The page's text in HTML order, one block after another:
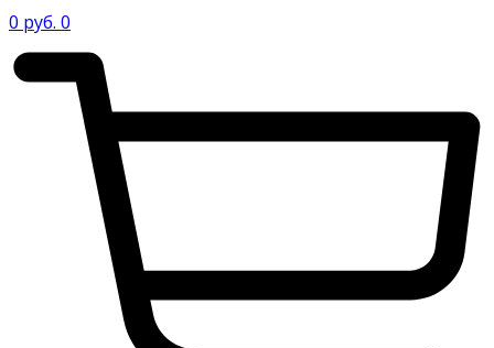
0 руб. 0